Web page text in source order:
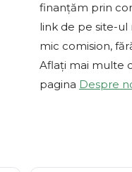
finanțăm prin
link de pe site-ul
mic comision,
Aflați mai multe
pagina Despre